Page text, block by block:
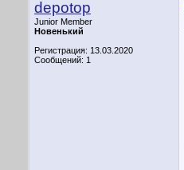
depotop
Junior Member
Новенький
Регистрация: 13.03.2020
Сообщений: 1